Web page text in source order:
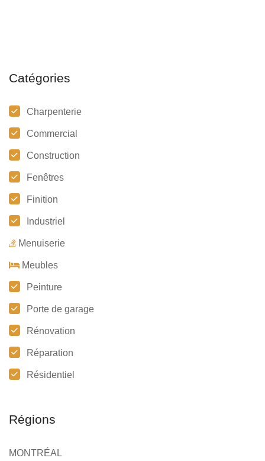
Catégories
Charpenterie
Commercial
Construction
Fenêtres
Finition
Industriel
Menuiserie
Meubles
Peinture
Porte de garage
Rénovation
Réparation
Résidentiel
Régions
MONTRÉAL